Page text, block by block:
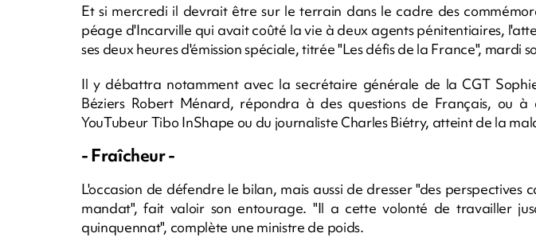
Et si mercredi il devrait être sur le terrain dans le cadre des
péage d'Incarville qui avait coûté la vie à deux agents pénitentiaires,
ses deux heures d'émission spéciale, titrée "Les défis de la France", mardi
Il y débattra notamment avec la secrétaire générale de la CGT
Béziers Robert Ménard, répondra à des questions de Français, ou à
YouTubeur Tibo InShape ou du journaliste Charles Biétry, atteint de la
- Fraîcheur -
L'occasion de défendre le bilan, mais aussi de dresser "des perspectives
mandat", fait valoir son entourage. "Il a cette volonté de travailler
quinquennat", complète une ministre de poids.